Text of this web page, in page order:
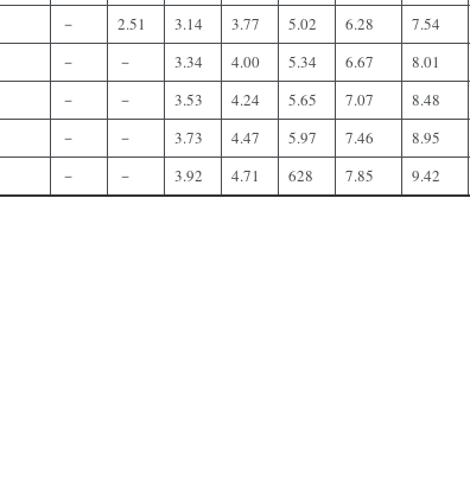
－ 2.51 3.14 3.77 5.02 6.28 7.54
－ － 3.34 4.00 5.34 6.67 8.01
－ － 3.53 4.24 5.65 7.07 8.48
－ － 3.73 4.47 5.97 7.46 8.95
－ － 3.92 4.71 628 7.85 9.42